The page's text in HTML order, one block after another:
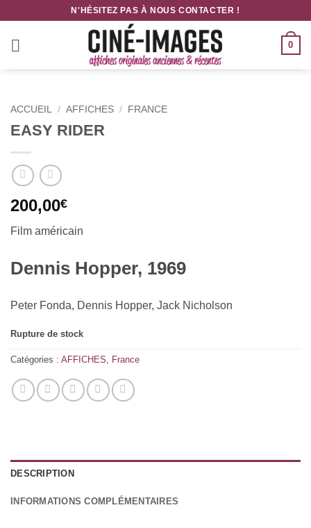
contenu
N'HÉSITEZ PAS À NOUS CONTACTER !
0
ACCUEIL / AFFICHES / FRANCE
EASY RIDER
200,00€
Film américain
Dennis Hopper, 1969
Peter Fonda, Dennis Hopper, Jack Nicholson
Rupture de stock
Catégories : AFFICHES France
DESCRIPTION
INFORMATIONS COMPLÉMENTAIRES